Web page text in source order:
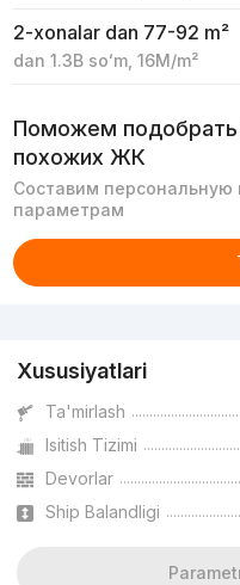
2-xonalar dan 77-92 m²
dan 1.3B soʻm, 16M/m²
Поможем подобрать
похожих ЖК
Составим
параметрам
Xususiyatlari
Ta'mirlash
Isitish Tizimi
Devorlar
Ship Balandligi